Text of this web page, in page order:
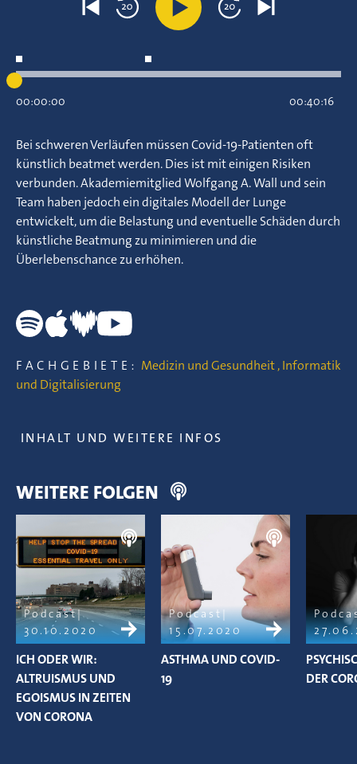
00:00:00 00:40:16
Bei schweren Verläufen müssen Covid-19-Patienten oft
künstlich beatmet werden. Dies ist mit einigen Risiken
verbunden. Akademiemitglied Wolfgang A. Wall und sein
Team haben jedoch ein digitales Modell der Lunge
entwickelt, um die Belastung und eventuelle Schäden durch
künstliche Beatmung zu minimieren und die
Überlebenschance zu erhöhen.
FACHGEBIETE: Medizin und Gesundheit,Informatik
und Digitalisierung
INHALT UND WEITERE INFOS
WEITERE FOLGEN
Podcast
30.10.2020
ICH ODER WIR:
ALTRUISMUS UND
EGOISMUS IN ZEITEN
VON CORONA
Podcast
15.07.2020
ASTHMA UND COVID-
19
DER